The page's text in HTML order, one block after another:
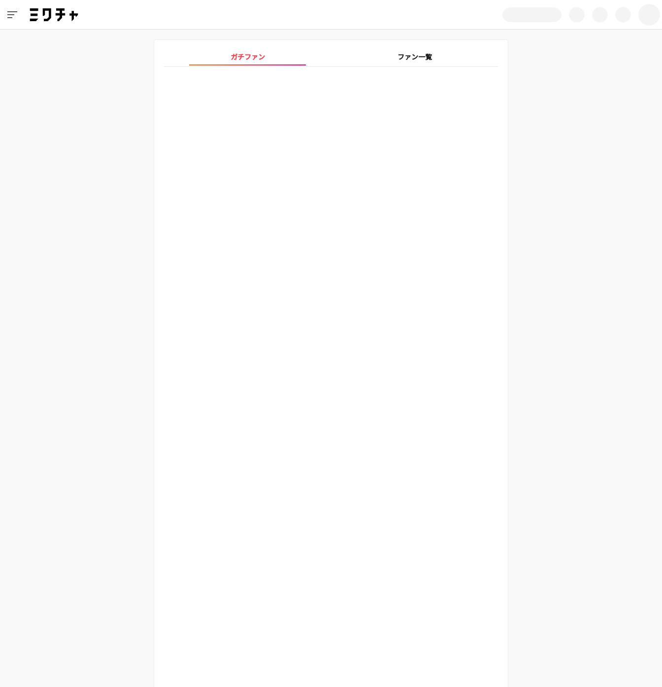
ガチファン ファン一覧